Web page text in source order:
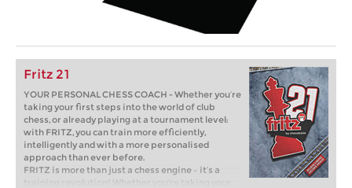
Fritz 21
YOUR PERSONAL CHESS COACH - Whether you’re
taking your first steps into the world of club
chess, or already playing at a tournament level:
with FRITZ, you can train more efficiently,
intelligently and with a more personalised
approach than ever before.
FRITZ is more than just a chess engine – it’s a
training revolution! Whether you’re taking your